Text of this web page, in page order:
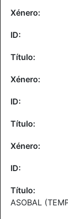
ASOBAL